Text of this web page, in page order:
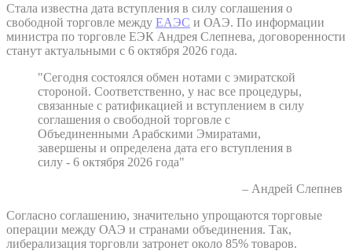
Стала известна дата вступления в силу соглашения о
свободной торговле между ЕАЭС и ОАЭ. По информации
министра по торговле ЕЭК Андрея Слепнева, договоренности
станут актуальными с 6 октября 2026 года.
"Сегодня состоялся обмен нотами с эмиратской
стороной. Соответственно, у нас все процедуры,
связанные с ратификацией и вступлением в силу
соглашения о свободной торговле с
Объединенными Арабскими Эмиратами,
завершены и определена дата его вступления в
силу - 6 октября 2026 года"
– Андрей Слепнев
Согласно соглашению, значительно упрощаются торговые
операции между ОАЭ и странами объединения. Так,
либерализация торговли затронет около 85% товаров.